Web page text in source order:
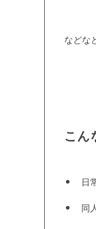
などな
こ
日
同